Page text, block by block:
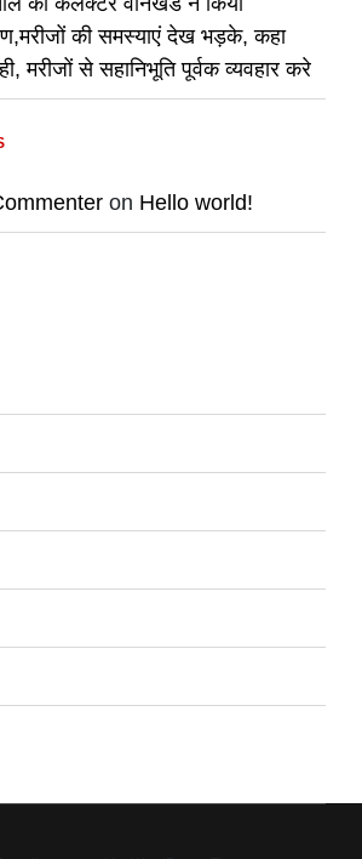
की समस्याएं देख भड़के, कहा
मरीजों से सहानिभूति पूर्वक व्यवहार करे
on Hello world!